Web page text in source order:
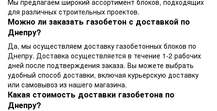
для различных строительных проектов.
Можно ли заказать газобетон с доставкой по
Днепру?
Да, мы осуществляем доставку газобетонных блоков по
Днепру. Доставка осуществляется в течение 1-2 рабочих
дней после подтверждения заказа. Вы можете выбрать
удобный способ доставки, включая курьерскую доставку
или самовывоз из нашего магазина.
Какая стоимость доставки газобетона по
Днепру?